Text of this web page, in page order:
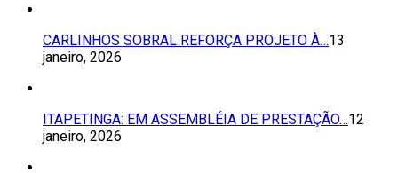
CARLINHOS SOBRAL REFORÇA PROJETO À…13
janeiro, 2026
ITAPETINGA: EM ASSEMBLÉIA DE PRESTAÇÃO…12
janeiro, 2026